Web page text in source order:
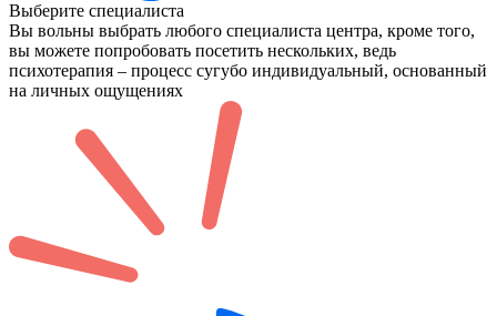
Выберите специалиста
Вы вольны выбрать любого специалиста центра, кроме того,
вы можете попробовать посетить нескольких, ведь
психотерапия – процесс сугубо индивидуальный, основанный
на личных ощущениях